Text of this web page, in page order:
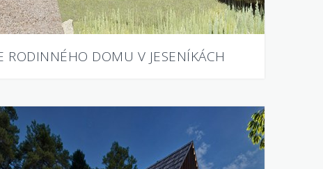
RODINNÉHO DOMU V JESENÍKÁCH